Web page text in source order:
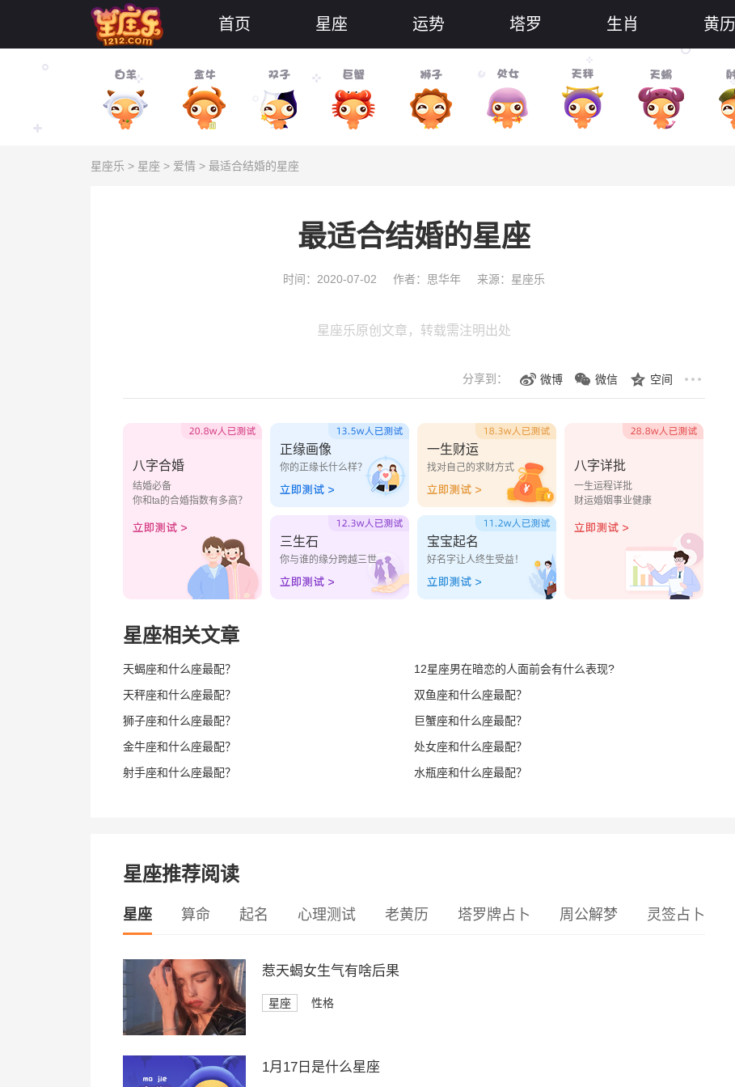
首页 星座 运势 塔罗 生肖 黄历
星座乐 > 星座 > 爱情 > 最适合结婚的星座
最适合结婚的星座
时间：2020-07-02 作者：思华年 来源：星座乐
星座乐原创文章，转载需注明出处
分享到： 微博 微信 空间
八字合婚
结婚必备
你和ta的合婚指数有多高？
正缘画像
你的正缘长什么样？
一生财运
找对自己的求财方式
三生石
你与谁的缘分跨越三世
宝宝起名
好名字让人终生受益！
八字详批
一生运程详批
财运婚姻事业健康
星座相关文章
天蝎座和什么座最配？
12星座男在暗恋的人面前会有什么表现?
天秤座和什么座最配？
双鱼座和什么座最配？
狮子座和什么座最配？
巨蟹座和什么座最配？
金牛座和什么座最配？
处女座和什么座最配？
射手座和什么座最配？
水瓶座和什么座最配？
星座推荐阅读
星座 算命 起名 心理测试 老黄历 塔罗牌占卜 周公解梦 灵签占卜
惹天蝎女生气有啥后果
星座 性格
1月17日是什么星座